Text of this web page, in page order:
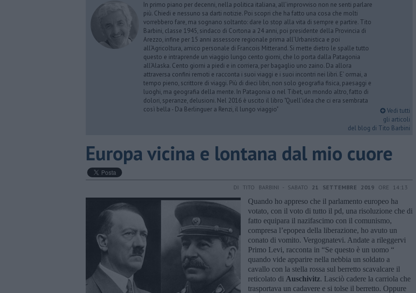
In primo piano per decenni, nella politica italiana, all’improvviso non ne senti parlare
più. Chiedi e nessuno sa darti notizie. Poi scopri che ha fatto una cosa che molti
vorrebbero fare, ma sognano soltanto: dare lo stop alla vita di sempre e partire. Tito
Barbini, classe 1945, sindaco di Cortona a 24 anni, poi presidente della Provincia di
Arezzo, infine per 15 anni assessore regionale prima all’Urbanistica e poi
all’Agricoltura, amico personale di Francois Mitterand. Si mette dietro le spalle tutto
questo e intraprende un viaggio lungo cento giorni, che lo porta dalla Patagonia
all’Alaska. Cento giorni a piedi e in corriera, per bagaglio uno zaino. Da allora
attraversa confini remoti e racconta i suoi viaggi e i suoi incontri nei libri. E’ ormai, a
tempo pieno, scrittore di viaggi. Più di dieci libri, non solo geografia fisica, paesaggi e
luoghi, ma geografia della mente. In Patagonia o nel Tibet, un mondo altro, fatto di
dolori, speranze, delusioni. Nel 2016 è uscito il libro "Quell’idea che ci era sembrata
così bella - Da Berlinguer a Renzi, il lungo viaggio"
Vedi tutti
gli articoli
del blog di Tito Barbini
Europa vicina e lontana dal mio cuore
DI TITO BARBINI - SABATO 21 SETTEMBRE 2019 ORE 14:13
Quando ho appreso che il parlamento europeo ha
votato, con il voto di tutto il pd, una risoluzione che di
fatto equipara il nazifascimo con il comunismo,
compresa l’epopea della liberazione, ho avuto un
conato di vomito. Vergognatevi. Andate a rileggervi
Primo Levi, racconta in “Se questo è un uomo “
quando vide apparire nella nebbia un soldato a
cavallo con la stella rossa sul berretto scavalcare il
reticolato di Auschivitz. Lasciò cadere la carriola che
trasportava un cadavere e si tolse il berretto. Oppure